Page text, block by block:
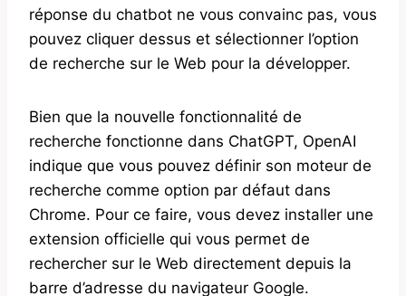
réponse du chatbot ne vous convainc pas, vous
pouvez cliquer dessus et sélectionner l’option
de recherche sur le Web pour la développer.
Bien que la nouvelle fonctionnalité de
recherche fonctionne dans ChatGPT, OpenAI
indique que vous pouvez définir son moteur de
recherche comme option par défaut dans
Chrome. Pour ce faire, vous devez installer une
extension officielle qui vous permet de
rechercher sur le Web directement depuis la
barre d’adresse du navigateur Google.